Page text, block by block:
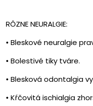
RÔZNE NEURALGIE:
• Bleskové neuralgie
• Bolestivé tiky tváre.
• Blesková odontalgia
• Kŕčovitá ischialgia